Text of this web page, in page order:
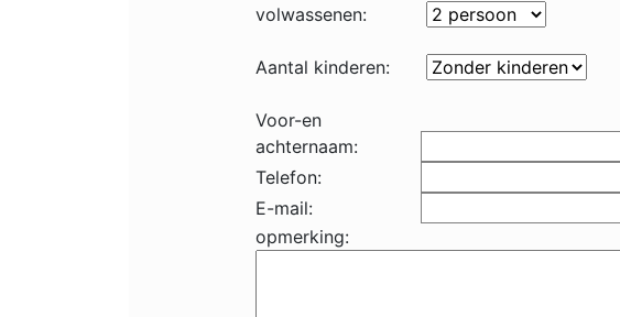
volwassenen:
Aantal kinderen:
Voor-en
achternaam:
Telefon:
E-mail:
opmerking: